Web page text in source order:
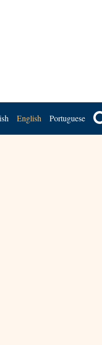
English Portuguese